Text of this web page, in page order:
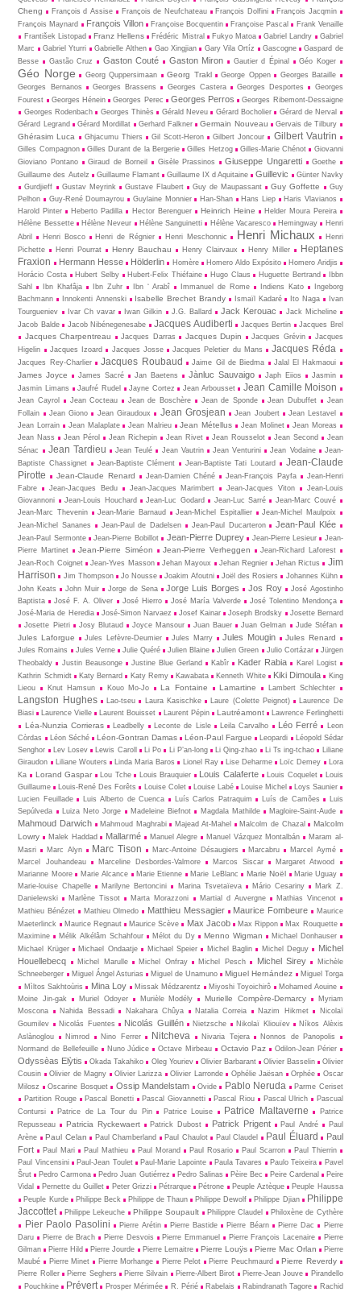
Cheng
François d Assise François de Neufchateau François Dolfini
François Jacqmin
François Maynard
François Villon Françoise Bocquentin Françoise Pascal
Frank Venaille
František Listopad
Franz Hellens Frédéric Mistral Fukyo Matoa Gabriel Landry
Gabriel
Marc
Gabriel Yturri Gabrielle Althen Gao Xingjian Gary Vila Ortíz Gascogne
Gaspard de
Besse
Gastão Cruz Gaston Couté Gaston Miron Gautier d Épinal Géo Koger
Géo Norge Georg Quppersimaan Georg Trakl George Oppen
Georges Bataille
Georges Bernanos
Georges Brassens Georges Castera Georges Desportes
Georges
Fourest
Georges Hénein Georges Perec Georges Perros
Georges Ribemont-Dessaigne
Georges Rodenbach
Georges Thinès Gérald Neveu Gérard Bocholier
Gérard de Nerval
Gérard Legrand
Gérard Mordillat Gerhard Falkner Germain Nouveau Gervais de Tilbury
Ghérasim Luca Ghjacumu Thiers Gil Scott-Heron Gilbert Joncour Gilbert Vautrin
Gilles Compagnon Gilles Durant de la Bergerie Gilles Hetzog Gilles-Marie Chénot
Giovanni
Gioviano Pontano
Giraud de Borneil Gisèle Prassinos Giuseppe Ungaretti
Goethe
Guillaume des Autelz
Guillaume Flamant Guillaume IX d Aquitaine Guillevic
Günter Navky
Gurdjieff
Gustav Meyrink Gustave Flaubert Guy de Maupassant Guy Goffette
Guy
Pelhon
Guy-René Dou­may­rou Guylaine Monnier Han-Shan Hans Liep
Haris Vlavianos
Harold Pinter
Heberto Padilla Hector Berenguer Heinrich Heine
Helder Moura Pereira
Hélène Bessette
Hélène Neveur Hélène Sanguinetti Hélène Vacaresco Hemingway
Henri
Abril
Henri Bosco Henri de Régnier Henri Meschonnic Henri Michaux
Henri
Pichette
Henri Pourrat Henry Bauchau Henry Clairvaux Henry Miller
Heptanes
Fraxion
Hermann Hesse Hölderlin Homère Homero Aldo Expósito
Homero Aridjis
Horácio Costa
Hubert Selby Hubert-Felix Thiéfaine Hugo Claus Huguette Bertrand
Ibbn
Sahl
Ibn Khafâja Ibn Zuhr Ibn ‘ Arabî Immanuel de Rome Indiens Kato
Ingeborg
Bachmann
Innokenti Annenski Isabelle Brechet Brandy Ismaïl Kadaré Ito Naga
Ivan
Tourgueniev
Ivar Ch vavar Iwan Gilkin J.G. Ballard Jack Kerouac
Jack Micheline
Jacob Balde
Jacob Nibénegenesabe Jacques Audiberti Jacques Bertin Jacques Brel
Jacques Charpentreau Jacques Darras Jacques Dupin Jacques Grévin
Jacques
Higelin
Jacques Izoard Jacques Josse Jacques Peletier du Mans Jacques Réda
Jacques Rey-Charlier Jacques Roubaud Jaime Gil de Biedma Jalal El Hakmaoui
James Joyce James Sacré Jan Baetens Jànluc Sauvaigo Japh Eiios
Jasmin
Jasmin Limans
Jaufré Rudel Jayne Cortez Jean Arbousset Jean Camille Moison
Jean Cayrol Jean Cocteau Jean de Boschère Jean de Sponde Jean Dubuffet
Jean
Follain
Jean Giono Jean Giraudoux Jean Grosjean Jean Joubert
Jean Lestavel
Jean Lorrain
Jean Malaplate Jean Malrieu Jean Métellus Jean Molinet
Jean Moreas
Jean Nass
Jean Pérol Jean Richepin Jean Rivet Jean Rousselot Jean Second
Jean
Sénac
Jean Tardieu Jean Teulé Jean Vautrin Jean Venturini Jean Vodaine
Jean-
Baptiste Chassignet
Jean-Baptiste Clément Jean-Baptiste Tati Loutard
Jean-Claude
Pirotte
Jean-Claude Renard Jean-Damien Chéné Jean-François Payfa
Jean-Henri
Fabre
Jean-Jacques Bedu Jean-Jacques Marimbert Jean-Jacques Viton
Jean-Louis
Giovannoni
Jean-Louis Houchard Jean-Luc Godard Jean-Luc Sarré
Jean-Marc Couvé
Jean-Marc Thevenin
Jean-Marie Barnaud Jean-Michel Espitallier
Jean-Michel Maulpoix
Jean-Michel Sananes
Jean-Paul de Dadelsen Jean-Paul Ducarteron Jean-Paul Klée
Jean-Paul Sermonte Jean-Pierre Bobillot Jean-Pierre Duprey Jean-Pierre Lesieur
Jean-
Pierre Martinet
Jean-Pierre Siméon Jean-Pierre Verheggen
Jean-Richard Laforest
Jean-Roch Coignet
Jean-Yves Masson Jehan Mayoux Jehan Regnier Jehan Rictus
Jim
Harrison
Jim Thompson Jo Nousse Joakim Afoutni Joël des Rosiers
Johannes Kühn
John Keats
John Muir Jorge de Sena Jorge Luis Borges Jos Roy
José Agostinho
Baptista
José F. A. Oliver José Hierro José María Valverde
José Tolentino Mendonça
José-Maria de Heredia
José-Simon Narvaez Josef Kainar Joseph Brodsky
Josette Bernard
Josette Pietri
Josy Blutaud Joyce Mansour Juan Bauer Juan Gelman Jude Stéfan
Jules Laforgue Jules Lefèvre-Deumier Jules Marry Jules Mougin Jules Renard
Jules Romains Jules Verne Julie Quéré Julien Blaine Julien Green Julio Cortázar
Jürgen
Theobaldy
Justin Beausonge Justine Blue Gerland Kabîr Kader Rabia
Karel Logist
Kathrin Schmidt
Katy Bernard Katy Remy Kawabata Kenneth White Kiki Dimoula
King
Lieou
Knut Hamsun Kouo Mo-Jo La Fontaine Lamartine Lambert Schlechter
Langston Hughes Lao-tseu Laura Kasischke Laure (Colette Peignot)
Laurence De
Biasi
Laurence Vielle Laurent Bouisset Laurent Pépin Lautréamont Lawrence Ferlinghetti
Léa-Nunzia Corrieras Leadbelly Leconte de Lisle Leila Carvalho Léo Ferré
Leon
Còrdas
Léon Séché Léon-Gontran Damas Léon-Paul Fargue Leopardi
Léopold Sédar
Senghor
Lev Losev Lewis Caroll Li Po Li P’an-long Li Qing-zhao Li Ts ing-tchao
Liliane
Giraudon
Liliane Wouters Linda Maria Baros Lionel Ray Lise Deharme Loïc Demey
Lora
Ka
Lorand Gaspar Lou Tche Louis Brauquier Louis Calaferte Louis Coquelet
Louis
Guillaume
Louis-René Des Forêts Louise Colet Louise Labé Louise Michel
Loys Saunier
Lucien Feuillade
Luis Alberto de Cuenca Luís Carlos Patraquim Luís de Camões
Luis
Sepúlveda
Luiza Neto Jorge Madeleine Biefnot Magdala Mathilde Magloire-Saint-Aude
Mahmoud Darwich Mahmoud Maghrabi Majead At-Mahel Malcolm de Chazal
Malcolm
Lowry
Malek Haddad Mallarmé Manuel Alegre Manuel Vázquez Montalbán
Maram al-
Masri
Marc Alyn Marc Tison Marc-Antoine Désaugiers Marcabru
Marcel Aymé
Marcel Jouhandeau
Marceline Desbordes-Valmore Marcos Siscar
Margaret Atwood
Marianne Moore
Marie Alcance Marie Etienne Marie LeBlanc Marie Noël
Marie Uguay
Marie-louise Chapelle
Marilyne Bertoncini Marina Tsvetaïeva Mário Cesariny
Mark Z.
Danielewski
Marlène Tissot Marta Morazzoni Martial d Auvergne
Mathias Vincenot
Mathieu Bénézet
Mathieu Olmedo Matthieu Messagier Maurice Fombeure
Maurice
Maeterlinck
Maurice Regnaut Maurice Scève Max Jacob Max Rippon
Max Rouquette
Maximine
Mélik Alkélâm Schahfour Mélot du Dy Menno Wigman
Michael Donhauser
Michael Krüger
Michael Ondaatje Michael Speier Michel Baglin Michel Deguy
Michel
Houellebecq
Michel Marulle Michel Onfray Michel Pesch Michel Sirey
Michèle
Schneeberger
Miguel Ángel Asturias Miguel de Unamuno Miguel Hernández
Miguel Torga
Mìltos Sakhtoùris
Mina Loy Missak Médzarentz Miyoshi Toyoichirô
Mohamed Aouine
Moine Jin-gak
Muriel Odoyer Murièle Modély Murielle Compère-Demarcy
Myriam
Moscona
Nahida Bessadi Nakahara Chûya Natalia Correia Nazim Hikmet
Nicolaï
Goumilev
Nicolás Fuentes Nicolás Guillén Nietz­sche Nikolaï Kliouïev
Níkos Alèxis
Aslànoglou
Nimrod Nino Ferrer Nitcheva Nivaria Tejera
Nonnos de Panopolis
Normand de Bellefeuille
Nuno Júdice Octave Mirbeau Octavio Paz Odilon-Jean Périer
Odyssèas Elỳtis Okada Takahiko Oleg Youriev Olivier Barbarant Olivier Basselin
Olivier
Cousin
Olivier de Magny Olivier Larizza Olivier Larronde Ophélie Jaësan Orphée
Oscar
Milosz
Oscarine Bosquet Ossip Mandelstam Ovide Pablo Neruda
Parme Ceriset
Partition Rouge
Pascal Bonetti Pascal Giovannetti Pascal Riou Pascal Ulrich
Pascual
Contursi
Patrice de La Tour du Pin Patrice Louise Patrice Maltaverne
Patrice
Repusseau
Patricia Ryckewaert Patrick Dubost Patrick Prigent Paul André
Paul
Arène
Paul Celan Paul Chamberland Paul Chaulot Paul Claudel Paul Éluard
Paul
Fort
Paul Mari Paul Mathieu Paul Morand Paul Rosario Paul Scarron
Paul Thierrin
Paul Vincensini
Paul-Jean Toulet Paul-Marie Lapointe Paula Tavares Paulo Teixeira
Pavel
Šrut
Pedro Carmona Pedro Juan Gutiérrez Pedro Salinas Pèire Bec Peire Cardenal
Peire
Vidal
Pernette du Guillet Peter Grizzi Pétrarque Pétrone Peuple Aztèque
Peuple Haussa
Peuple Kurde
Philippe Beck Philippe de Thaun Philippe Dewolf Philippe Djian
Philippe
Jaccottet
Philippe Lekeuche Philippe Soupault Philippre Claudel Philoxène de Cythère
Pier Paolo Pasolini Pierre Arétin Pierre Bastide Pierre Béarn Pierre Dac
Pierre
Daru
Pierre de Brach Pierre Desvois Pierre Emmanuel Pierre François Lacenaire
Pierre
Gilman
Pierre Hild Pierre Jourde Pierre Lemaitre Pierre Louÿs Pierre Mac Orlan
Pierre
Maubé
Pierre Minet Pierre Morhange Pierre Pelot Pierre Peuchmaurd Pierre Reverdy
Pierre Roller Pierre Seghers Pierre Silvain Pierre-Albert Birot Pierre-Jean Jouve
Pirandello
Pouchkine
Prévert Prosper Mérimée R. Périé Rabelais Rabindranath Tagore
Rachid